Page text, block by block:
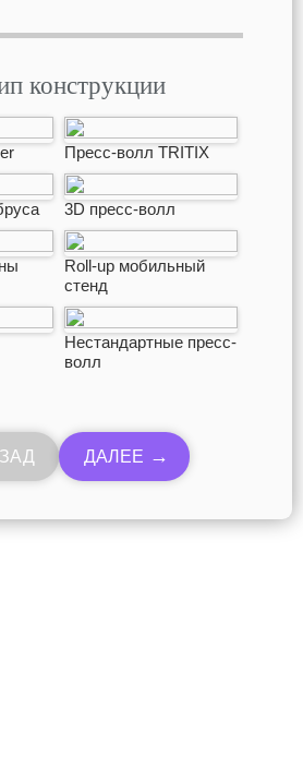
конструкции
Пресс-волл TRITIX
3D пресс-волл
Roll-up мобильный
стенд
Нестандартные пресс-
волл
ДАЛЕЕ